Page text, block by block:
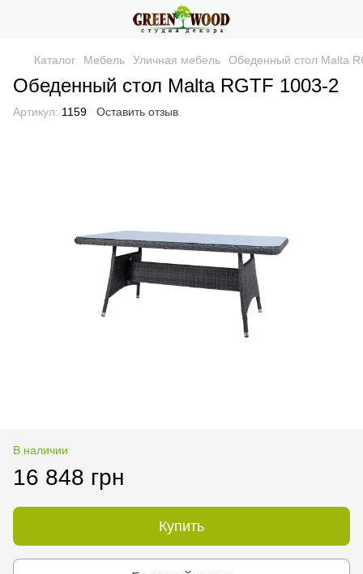
Каталог Мебель Уличная мебель Обеденный стол Malta
Обеденный стол Malta RGTF 1003-2
Артикул: 1159 Оставить отзыв
В наличии
16 848 грн
Купить